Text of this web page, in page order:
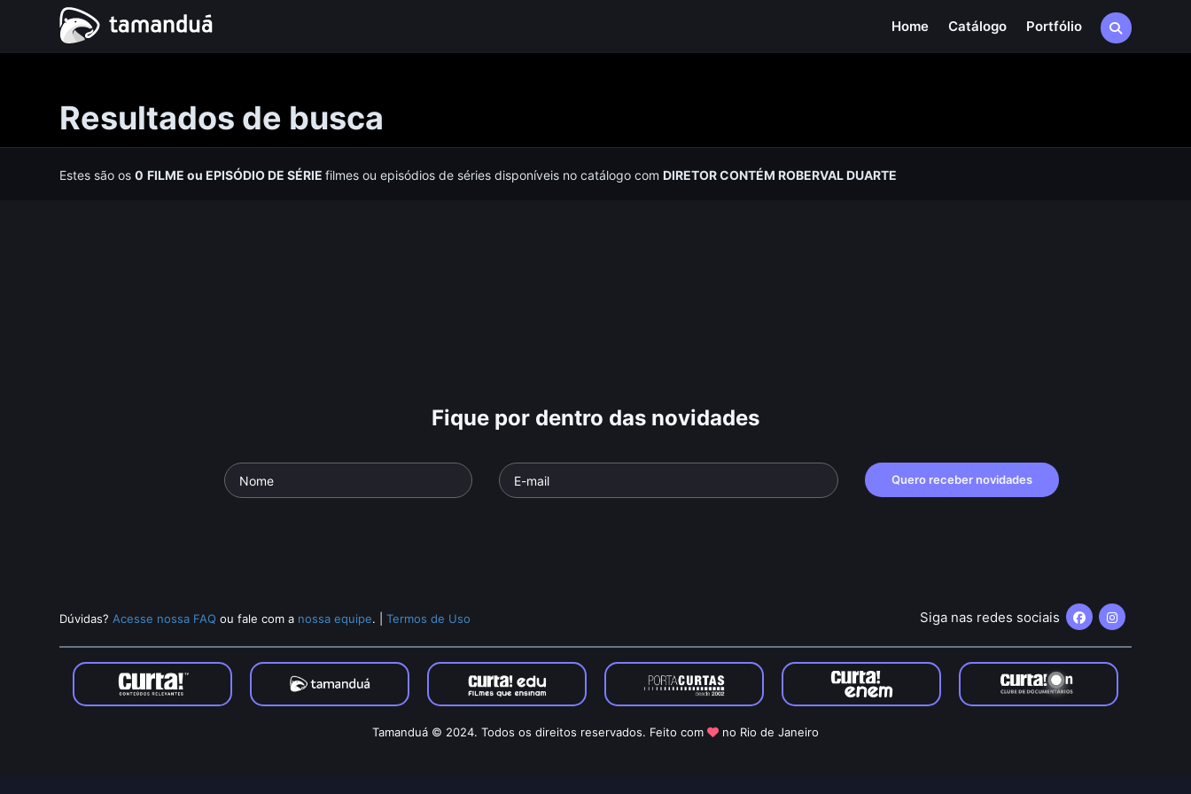
Home Catálogo Portfólio
Resultados de busca
Estes são os0 FILMEou EPISÓDIO DE SÉRIEfilmes ou episódios de séries disponíveis no catálogo comDIRETOR CONTÉM ROBERVAL DUARTE
Fique por dentro das novidades
Quero receber novidades
Dúvidas? Acesse nossa FAQ ou fale com a nossa equipe. |Termos de Uso Siga nas redes sociais
Tamanduá © 2024. Todos os direitos reservados. Feito com no Rio de Janeiro